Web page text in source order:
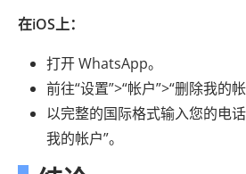
在iOS上：
打开 WhatsApp。
前往“设置”>“帐户”>“删除我的帐
以完整的国际格式输入您的电
我的帐户”。